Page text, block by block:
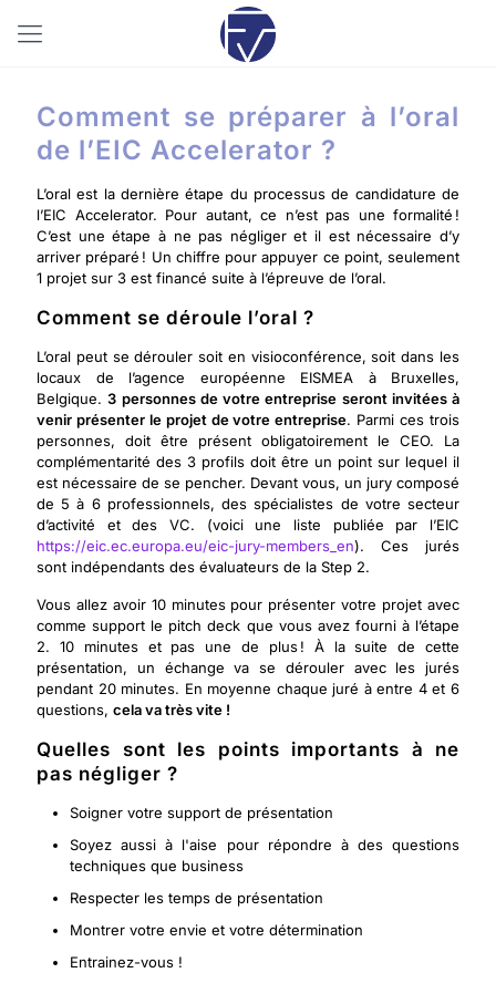
Comment se préparer à l’oral
de l’EIC Accelerator ?
L’oral est la dernière étape du processus de candidature de
l’EIC Accelerator. Pour autant, ce n’est pas une formalité !
C’est une étape à ne pas négliger et il est nécessaire d’y
arriver préparé ! Un chiffre pour appuyer ce point, seulement
1 projet sur 3 est financé suite à l’épreuve de l’oral.
Comment se déroule l’oral ?
L’oral peut se dérouler soit en visioconférence, soit dans les
locaux de l’agence européenne EISMEA à Bruxelles,
Belgique.3 personnes de votre entreprise seront invitées à
venir présenter le projet de votre entreprise. Parmi ces trois
personnes, doit être présent obligatoirement le CEO. La
complémentarité des 3 profils doit être un point sur lequel il
est nécessaire de se pencher. Devant vous, un jury composé
de 5 à 6 professionnels, des spécialistes de votre secteur
d’activité et des VC. (voici une liste publiée par l’EIC
https://eic.ec.europa.eu/eic-jury-members_en). Ces jurés
sont indépendants des évaluateurs de la Step 2.
Vous allez avoir 10 minutes pour présenter votre projet avec
comme support le pitch deck que vous avez fourni à l’étape
2. 10 minutes et pas une de plus ! À la suite de cette
présentation, un échange va se dérouler avec les jurés
pendant 20 minutes. En moyenne chaque juré à entre 4 et 6
questions, cela va très vite !
Quelles sont les points importants à ne
pas négliger ?
Soigner votre support de présentation
Soyez aussi à l'aise pour répondre à des questions
techniques que business
Respecter les temps de présentation
Montrer votre envie et votre détermination
Entrainez-vous !